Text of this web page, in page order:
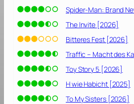
Spider-Man: Brand
The Invite [2026]
Bitteres Fest [2026]
Traffic – Macht des
Toy Story 5 [2026]
H wie Habicht [2025]
To My Sisters [2026]